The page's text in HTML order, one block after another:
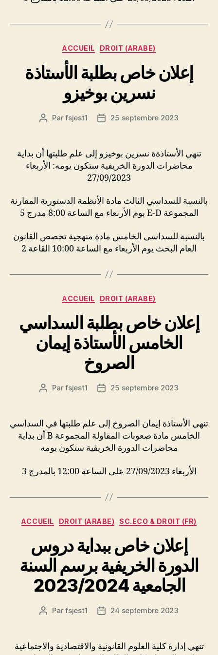
Catégories
ACCUEIL DROIT (ARABE)
إعلان خاص بطلبة الأستاذة
نسرين بوخيزو
Auteur
Parfsjest1
Date25 septembre 2023
تنهي الأستاذةة نسرين بوخيزو إلى علم طلبتها أن بداية
محاضرات الدورة الخريفية ستكون يومه: الأربعاء
27/09/2023
بالنسبة للسداسي الثالث مادة الأنظمة الدستورية المقارنة
المجموعة E-D يوم الأربعاء مع الساعة 8:00 مدرج 5
بالنسبة للسداسي الخامس مادة منهجية تخصص القانون
العام البحث يوم الأربعاء مع الساعة 10:00 القاعة 2
Catégories
ACCUEIL DROIT (ARABE)
إعلان خاص بطلبة السداسي
الخامس الأستاذة إيمان
الصروخ
Auteur
Parfsjest1
Date25 septembre 2023
تنهي الأستاذة إيمان الصروخ إلى علم طلبتها في السداسي
الخامس مادة صعوبات المقاولة المجموعة B أن بداية
محاضرات الدورة الخريفية ستكون يومه
الأربعاء 27/09/2023 على الساعة 12:00 بالمدرج 3
Catégories
ACCUEIL DROIT (ARABE) SC.ECO & DROIT (FR)
إعلان خاص ببداية دروس
الدورة الخريفية برسم السنة
الجامعية 2023/2024
Auteur
Parfsjest1
Date24 septembre 2023
تنهي إدارة كلية العلوم القانونية والاقتصادية والاجتماعية